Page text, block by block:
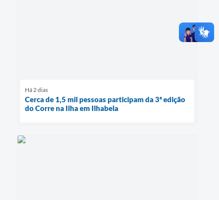
Há 2 dias
Cerca de 1,5 mil pessoas participam da 3ª edição
do Corre na Ilha em Ilhabela